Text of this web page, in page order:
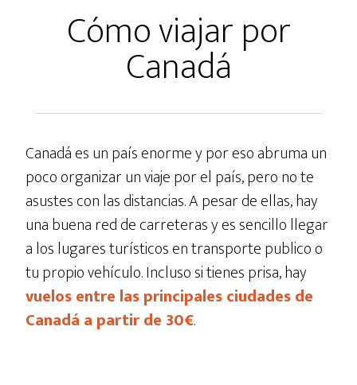
Cómo viajar por
Canadá
Canadá es un país enorme y por eso abruma un
poco organizar un viaje por el país, pero no te
asustes con las distancias. A pesar de ellas, hay
una buena red de carreteras y es sencillo llegar
a los lugares turísticos en transporte publico o
tu propio vehículo. Incluso si tienes prisa, hay
vuelos entre las principales ciudades de
Canadá a partir de 30€.